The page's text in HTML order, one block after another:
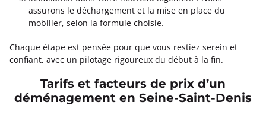
assurons le déchargement et la mise en place du
mobilier, selon la formule choisie.
Chaque étape est pensée pour que vous restiez serein et
confiant, avec un pilotage rigoureux du début à la fin.
Tarifs et facteurs de prix d’un
déménagement en Seine-Saint-Denis